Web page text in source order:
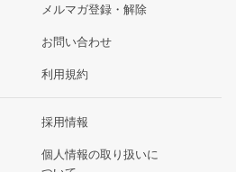
メルマガ登録・解除
お問い合わせ
利用規約
採用情報
個人情報の取り扱いに